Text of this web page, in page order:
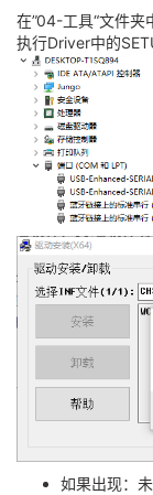
在”04-工具“文件夹
执行Driver中的
如果出现：